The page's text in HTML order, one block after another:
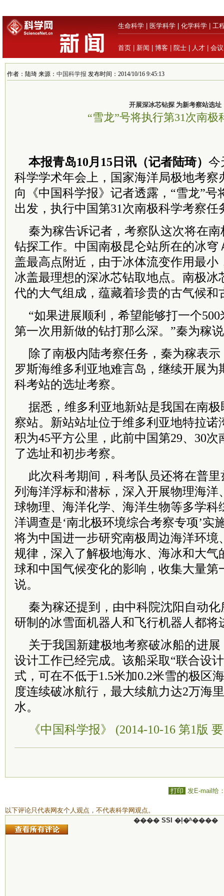
生命科学 医学科学 化学科学 工
首页 新闻 博客 院士 人才 会议
作者：陆琦 来源： 中国科学报 发布时间：2014/10/16 9:45:13
开展深冰芯钻探 为新考察站选址
“雪龙”号将执行第31次南极
本报青岛10月15日讯（记者陆琦） 今
科学学术年会上，国家海洋局极地考察
向《中国科学报》记者透露，“雪龙”号
出发，执行中国第31次南极科学考察任
秦为稼告诉记者，考察队这次将在
钻探工作。中国南极昆仑站所在的冰穹
盖最高点附近，由于冰体流变作用最小
冰盖最理想的深冰芯钻取地点。南极冰
代的大气组成，蕴藏着珍贵的古气候和
“如果进展顺利，希望能够打一个
第一次用新做的钻打那么深。”秦为稼
除了南极内陆考察任务，秦为稼表
罗斯海维多利亚地难言岛，继续开展为
科考站的选址考察。
据悉，维多利亚地新站是我国在南
察站。新站站址位于维多利亚地特拉诺
积为45平方公里，此前中国第29、30
了选址和初步考察。
此次科考期间，科考队员还将在普
列海洋浮标和潜标，深入开展物理海洋
球物理、海洋化学、海洋生物等多学科
洋调查是‘南北极环境综合考察专项’实
将为中国进一步研究南极周边海洋环境
规律，深入了解极地海水、海冰和大气
球和中国气候变化的影响，收集大量第
说。
秦为稼还提到，由中科院沈阳自动
研制的冰雪面机器人和飞行机器人都将
关于我国新建极地考察破冰船的进
设计工作已经完成。该船采取“联合设
式，可在不低于1.5米加0.2米雪的极区
度连续破冰航行，最大续航力达2万海
水。
《中国科学报》 (2014-10-16 第1版
打印 发E-mail给
以下评论只代表网友个人观点，不代表科学网观点。
���� SSI �ļ�ʱ����